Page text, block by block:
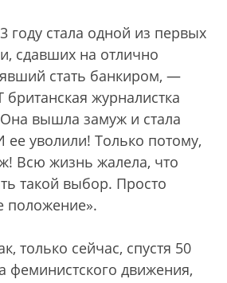
году стала одной из первых
сдавших на отлично
стать банкиром, —
британская журналистка
вышла замуж и стала
ее уволили! Только потому,
Всю жизнь жалела, что
такой выбор. Просто
положение».
только сейчас, спустя 50
феминистского движения,